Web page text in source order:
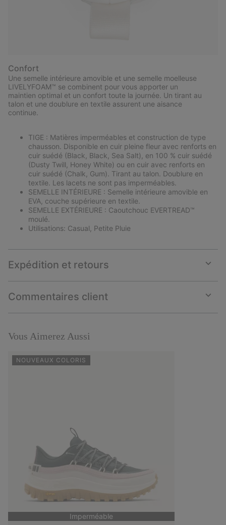
Confort
Une semelle intérieure amovible et une semelle moelleuse
LIVELYFOAM™ se combinent pour vous apporter un
maintien optimal et un confort toute la journée. Un tirant au
talon et une doublure en textile assurent une aisance
continue.
TIGE : Matières imperméables et construction de type
chausson. Disponible en cuir pleine fleur avec renforts en
cuir suédé (Black, Black, Sea Salt), en 100 % cuir suédé
(Dusty Twill, Honey White) ou en cuir avec renforts en
cuir suédé (Chalk, Gum). Tirant au talon. Doublure en
textile. Les lacets ne sont pas imperméables.
SEMELLE INTÉRIEURE : Semelle intérieure amovible en
EVA, couche supérieure en textile.
SEMELLE EXTÉRIEURE : Caoutchouc EVERTREAD™
moulé.
Utilisations: Casual, Petite Pluie
Expédition et retours
or
Commentaires client
or
Vous Aimerez Aussi
NOUVEAUX COLORIS
Imperméable